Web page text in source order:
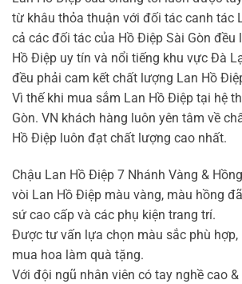
từ khâu thỏa thuận với đối tác canh tác
cả các đối tác của Hồ Điệp Sài Gòn đều
Hồ Điệp uy tín và nổi tiếng khu vực Đà
đều phải cam kết chất lượng Lan Hồ
Vì thế khi mua sắm Lan Hồ Điệp tại hệ
Gòn. VN khách hàng luôn yên tâm về
Hồ Điệp luôn đạt chất lượng cao nhất.
Chậu Lan Hồ Điệp 7 Nhánh Vàng &
vòi Lan Hồ Điệp màu vàng, màu hồng
sứ cao cấp và các phụ kiện trang trí.
Được tư vấn lựa chọn màu sắc phù hợp,
mua hoa làm quà tặng.
Với đội ngũ nhân viên có tay nghề cao